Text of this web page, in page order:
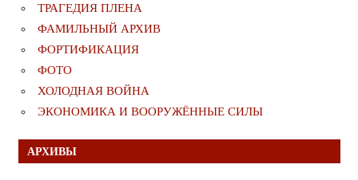
ТРАГЕДИЯ ПЛЕНА
ФАМИЛЬНЫЙ АРХИВ
ФОРТИФИКАЦИЯ
ФОТО
ХОЛОДНАЯ ВОЙНА
ЭКОНОМИКА И ВООРУЖЁННЫЕ СИЛЫ
АРХИВЫ